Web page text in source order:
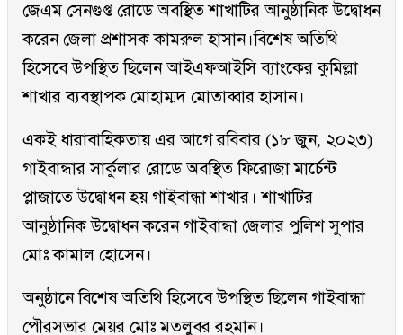
জেএম সেনগুপ্ত রোডে অবস্থিত শাখাটির আনুষ্ঠানিক উদ্বোধন
করেন জেলা প্রশাসক কামরুল হাসান।বিশেষ অতিথি
হিসেবে উপস্থিত ছিলেন আইএফআইসি ব্যাংকের কুমিল্লা
শাখার ব্যবস্থাপক মোহাম্মদ মোতাব্বার হাসান।
একই ধারাবাহিকতায় এর আগে রবিবার (১৮ জুন, ২০২৩)
গাইবান্ধার সার্কুলার রোডে অবস্থিত ফিরোজা মার্চেন্ট
প্লাজাতে উদ্বোধন হয় গাইবান্ধা শাখার। শাখাটির
আনুষ্ঠানিক উদ্বোধন করেন গাইবান্ধা জেলার পুলিশ সুপার
মোঃ কামাল হোসেন।
অনুষ্ঠানে বিশেষ অতিথি হিসেবে উপস্থিত ছিলেন গাইবান্ধা
পৌরসভার মেয়র মোঃ মতলুবর রহমান।